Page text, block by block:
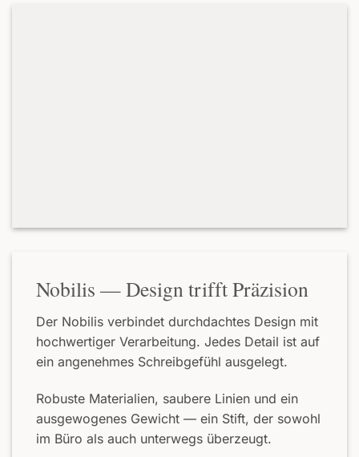
Nobilis — Design trifft Präzision
Der Nobilis verbindet durchdachtes Design mit
hochwertiger Verarbeitung. Jedes Detail ist auf
ein angenehmes Schreibgefühl ausgelegt.
Robuste Materialien, saubere Linien und ein
ausgewogenes Gewicht — ein Stift, der sowohl
im Büro als auch unterwegs überzeugt.